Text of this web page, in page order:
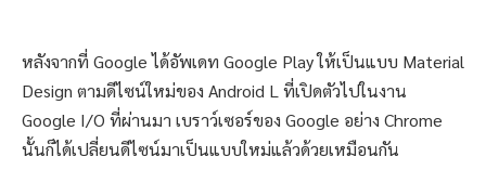
หลังจากที่ Google ได้อัพเดท Google Play ให้เป็นแบบ Material
Design ตามดีไซน์ใหม่ของ Android L ที่เปิดตัวไปในงาน
Google I/O ที่ผ่านมา เบราว์เซอร์ของ Google อย่าง Chrome
นั้นก็ได้เปลี่ยนดีไซน์มาเป็นแบบใหม่แล้วด้วยเหมือนกัน